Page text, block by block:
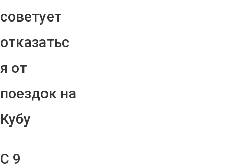
советует
отказатьс
я от
поездок на
Кубу
С 9